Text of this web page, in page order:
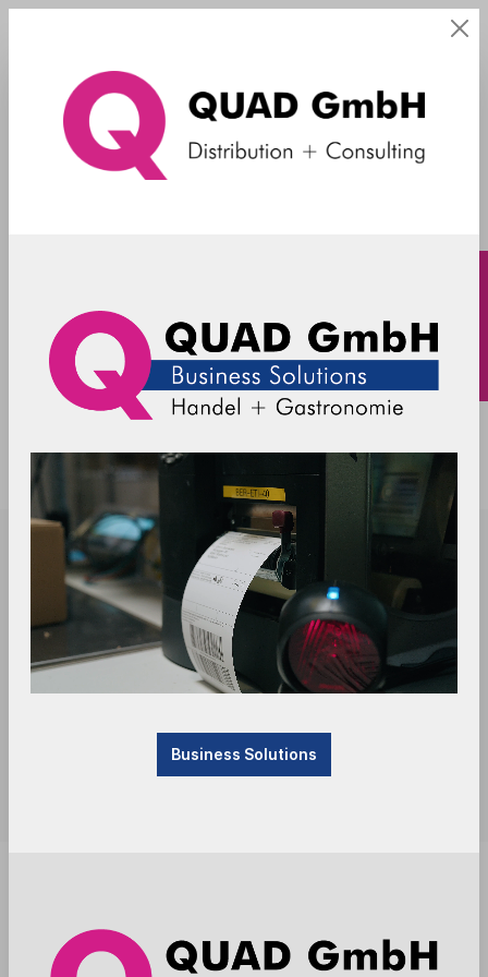
F310 + SNBC BTP-R580/M300 +
EPSON TM-U220 + EPSON TM-U230 -
schwarz
Business Solutions